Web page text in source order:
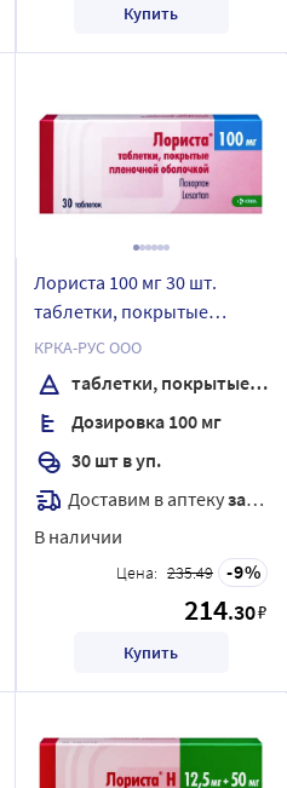
Купить
Лориста 100 мг 30 шт.
таблетки, покрытые
пленочной оболочкой
КРКА-РУС ООО
таблетки, покрытые пленочной оболочкой
Дозировка 100 мг
30 шт в уп.
Доставим в аптекузавтра
В наличии
Цена: 235.49 9
214.30₽
Купить